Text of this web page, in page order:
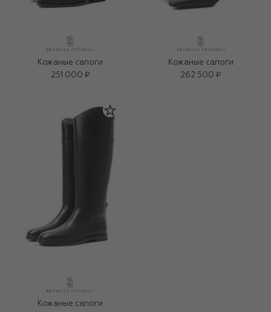
Кожаные сапоги
251 000 ₽
Кожаные сапоги
262 500 ₽
Кожаные сапоги